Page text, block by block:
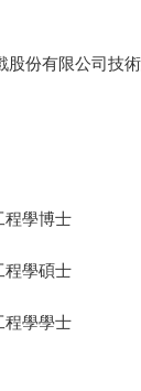
股份有限公司技
程學博士
程學碩士
程學學士